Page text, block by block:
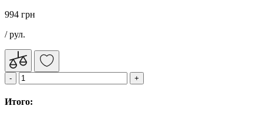
994 грн
/ рул.
Итого: